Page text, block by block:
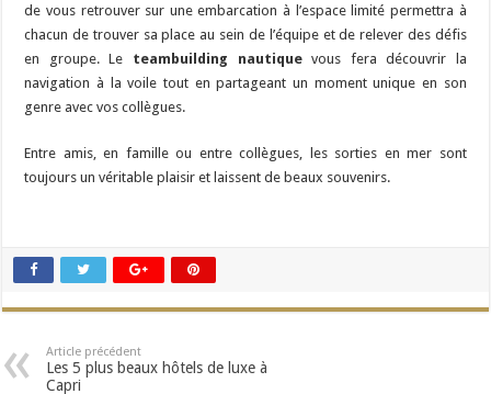
de vous retrouver sur une embarcation à l’espace limité permettra à
chacun de trouver sa place au sein de l’équipe et de relever des défis
en groupe. Le teambuilding nautiquevous fera découvrir la
navigation à la voile tout en partageant un moment unique en son
genre avec vos collègues.
Entre amis, en famille ou entre collègues, les sorties en mer sont
toujours un véritable plaisir et laissent de beaux souvenirs.
Article précédent
Les 5 plus beaux hôtels de luxe à
Capri